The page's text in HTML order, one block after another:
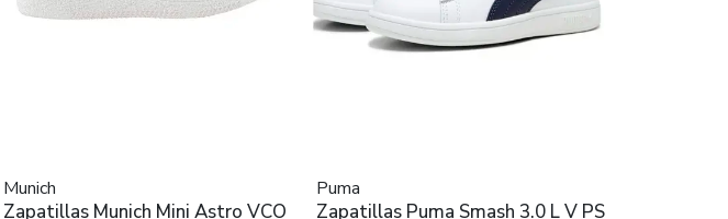
Munich
Zapatillas Munich Mini Astro VCO
Puma
Zapatillas Puma Smash 3.0 L V PS